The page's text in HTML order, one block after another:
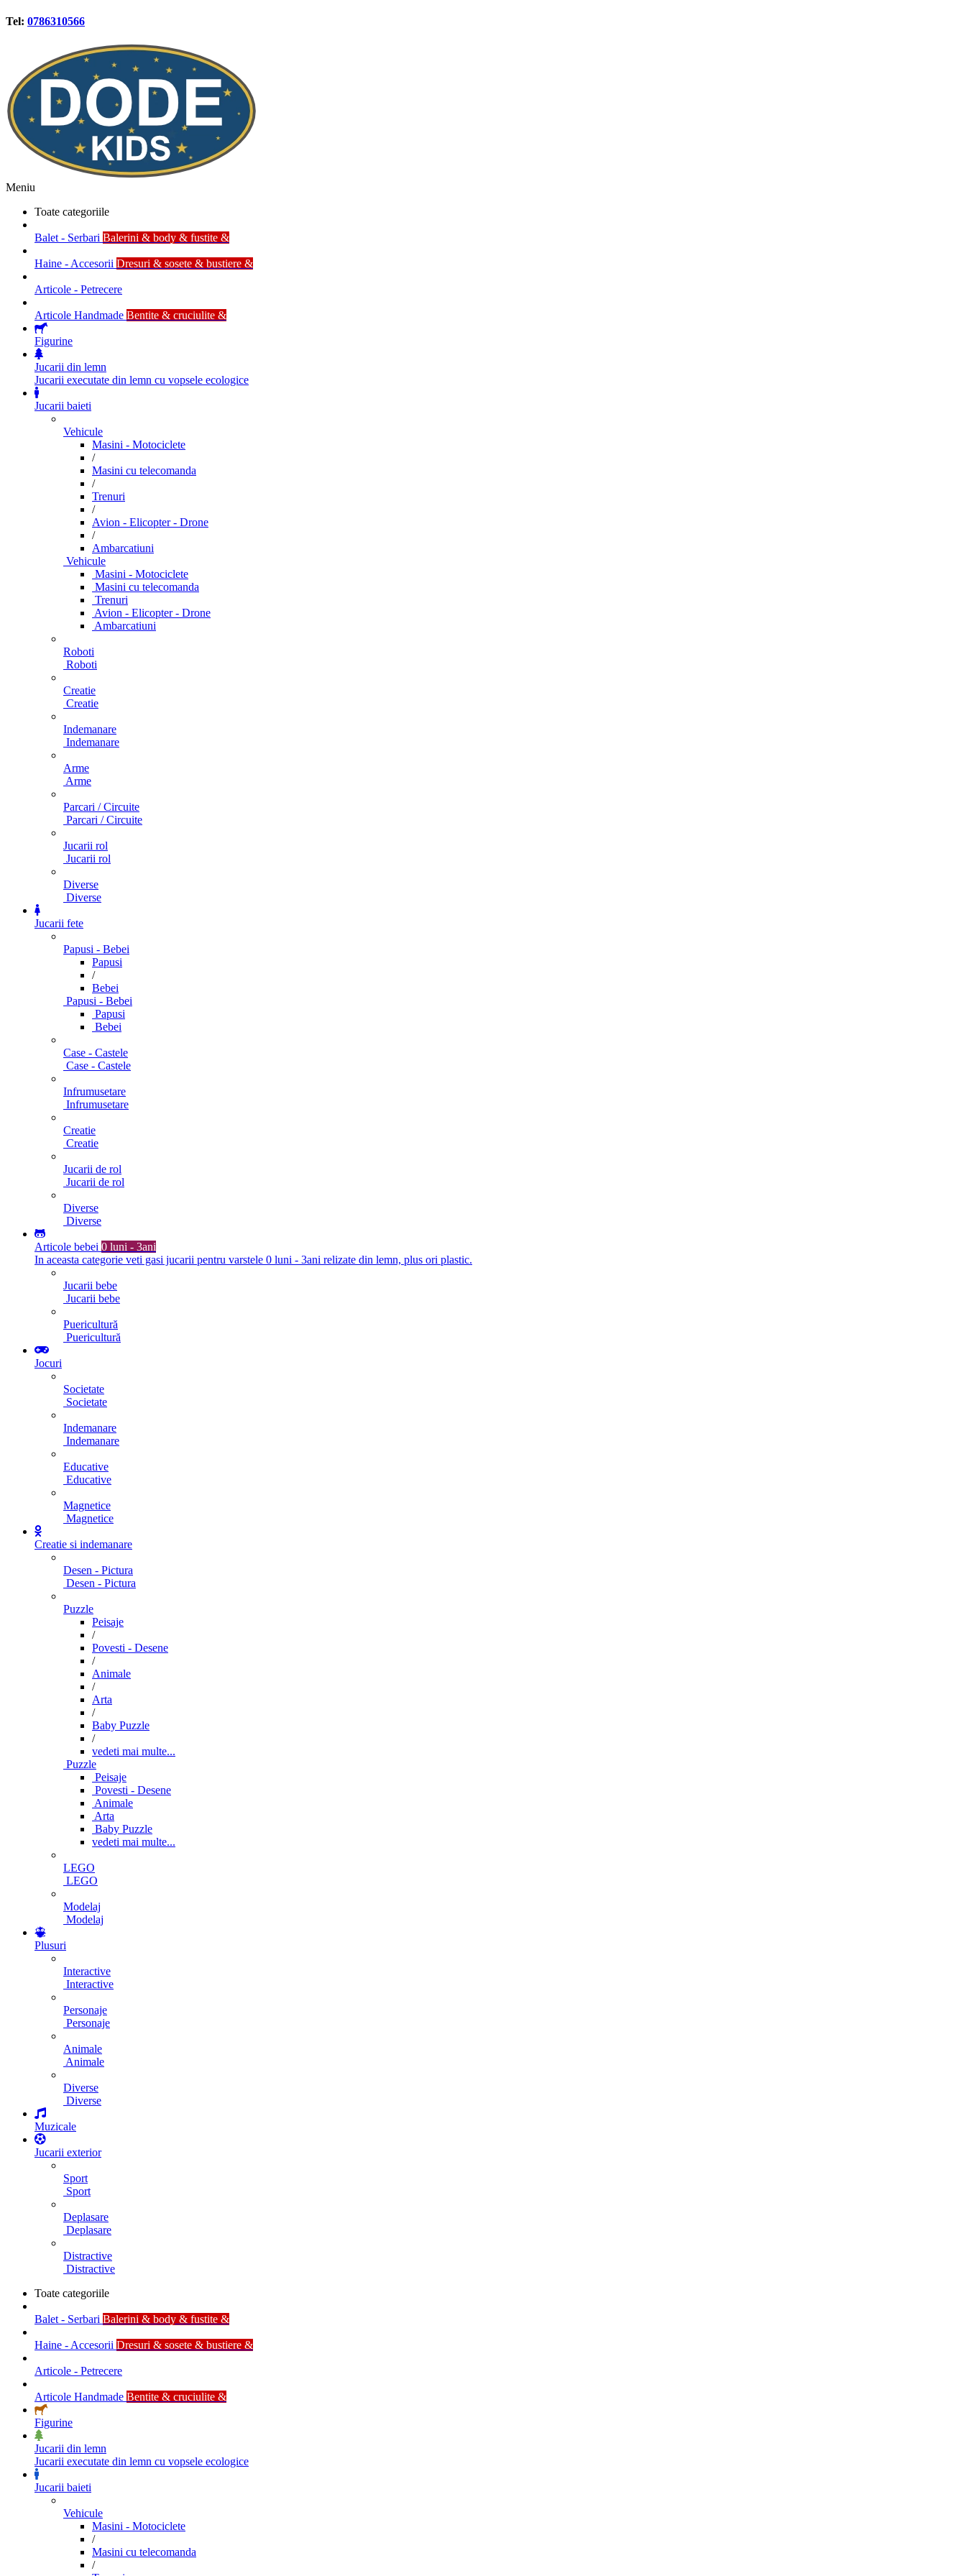
Tel: 0786310566
Meniu
Toate categoriile
Balet - Serbari Balerini & body & fustite &
Haine - Accesorii Dresuri & sosete & bustiere &
Articole - Petrecere
Articole Handmade Bentite & cruciulite &
Figurine
Jucarii din lemn
Jucarii executate din lemn cu vopsele ecologice
Jucarii baieti
Vehicule
Masini - Motociclete
/
Masini cu telecomanda
/
Trenuri
/
Avion - Elicopter - Drone
/
Ambarcatiuni
Vehicule
Masini - Motociclete
Masini cu telecomanda
Trenuri
Avion - Elicopter - Drone
Ambarcatiuni
Roboti
Roboti
Creatie
Creatie
Indemanare
Indemanare
Arme
Arme
Parcari / Circuite
Parcari / Circuite
Jucarii rol
Jucarii rol
Diverse
Diverse
Jucarii fete
Papusi - Bebei
Papusi
/
Bebei
Papusi - Bebei
Papusi
Bebei
Case - Castele
Case - Castele
Infrumusetare
Infrumusetare
Creatie
Creatie
Jucarii de rol
Jucarii de rol
Diverse
Diverse
Articole bebei 0 luni - 3ani
In aceasta categorie veti gasi jucarii pentru varstele 0 luni - 3ani relizate din lemn, plus ori plastic.
Jucarii bebe
Jucarii bebe
Puericultură
Puericultură
Jocuri
Societate
Societate
Indemanare
Indemanare
Educative
Educative
Magnetice
Magnetice
Creatie si indemanare
Desen - Pictura
Desen - Pictura
Puzzle
Peisaje
/
Povesti - Desene
/
Animale
/
Arta
/
Baby Puzzle
/
vedeti mai multe...
Puzzle
Peisaje
Povesti - Desene
Animale
Arta
Baby Puzzle
vedeti mai multe...
LEGO
LEGO
Modelaj
Modelaj
Plusuri
Interactive
Interactive
Personaje
Personaje
Animale
Animale
Diverse
Diverse
Muzicale
Jucarii exterior
Sport
Sport
Deplasare
Deplasare
Distractive
Distractive
Toate categoriile
Balet - Serbari Balerini & body & fustite &
Haine - Accesorii Dresuri & sosete & bustiere &
Articole - Petrecere
Articole Handmade Bentite & cruciulite &
Figurine
Jucarii din lemn
Jucarii executate din lemn cu vopsele ecologice
Jucarii baieti
Vehicule
Masini - Motociclete
/
Masini cu telecomanda
/